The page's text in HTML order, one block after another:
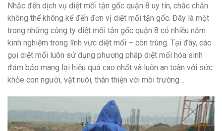
Nhắc đến dịch vụ diệt mối tận gốc quận 8 uy tín, chắc chắn
không thể không kể đến đơn vị diệt mối tận gốc. Đây là một
trong những công ty diệt mối tận gốc quận 8 có nhiều năm
kinh nghiệm trong lĩnh vực diệt mối – côn trùng. Tại đây, các
gọi diệt mối luôn sử dụng phương pháp diệt mối hóa sinh
đảm bảo mang lại hiệu quả cao nhất và luôn an toàn với sức
khỏe con người, vật nuôi, thân thiện với môi trường…